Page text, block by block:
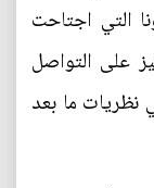
التي اجتاحت
على التواصل
نظريات ما بعد